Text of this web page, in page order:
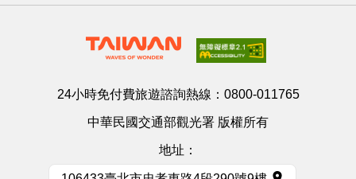
24小時免付費旅遊諮詢熱線： 0800-011765
中華民國交通部觀光署 版權所有
地址：